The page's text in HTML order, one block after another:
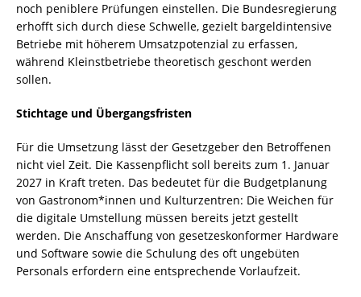
noch peniblere Prüfungen einstellen. Die Bundesregierung
erhofft sich durch diese Schwelle, gezielt bargeldintensive
Betriebe mit höherem Umsatzpotenzial zu erfassen,
während Kleinstbetriebe theoretisch geschont werden
sollen.
Stichtage und Übergangsfristen
Für die Umsetzung lässt der Gesetzgeber den Betroffenen
nicht viel Zeit. Die Kassenpflicht soll bereits zum 1. Januar
2027 in Kraft treten. Das bedeutet für die Budgetplanung
von Gastronom*innen und Kulturzentren: Die Weichen für
die digitale Umstellung müssen bereits jetzt gestellt
werden. Die Anschaffung von gesetzeskonformer Hardware
und Software sowie die Schulung des oft ungebüten
Personals erfordern eine entsprechende Vorlaufzeit.